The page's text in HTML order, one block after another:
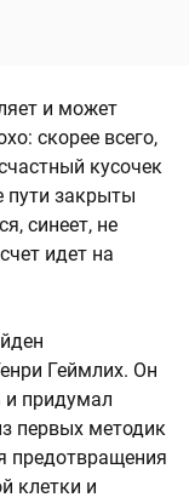
и может
скорее всего,
кусочек
пути закрыты
синеет, не
идет на
Геймлих. Он
придумал
первых методик
предотвращения
клетки и